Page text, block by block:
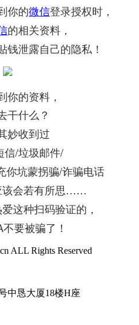
你的微信登录授权时，
的相关资料，
钱泄露自己的隐私！
你的资料，
干什么？
妙收到过
信/垃圾邮件/
你坑蒙拐骗/诈骗电话
该会若有所思……
这种扫码验证的，
要被骗了！
ALL Rights Reserved
中恳大厦18楼H座